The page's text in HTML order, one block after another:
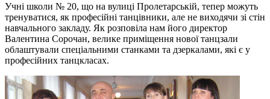
Учні школи № 20, що на вулиці Пролетарській, тепер можуть
тренуватися, як професійні танцівники, але не виходячи зі стін
навчального закладу. Як розповіла нам його директор
Валентина Сорочан, велике приміщення нової танцзали
облаштували спеціальними станками та дзеркалами, які є у
професійних танцкласах.